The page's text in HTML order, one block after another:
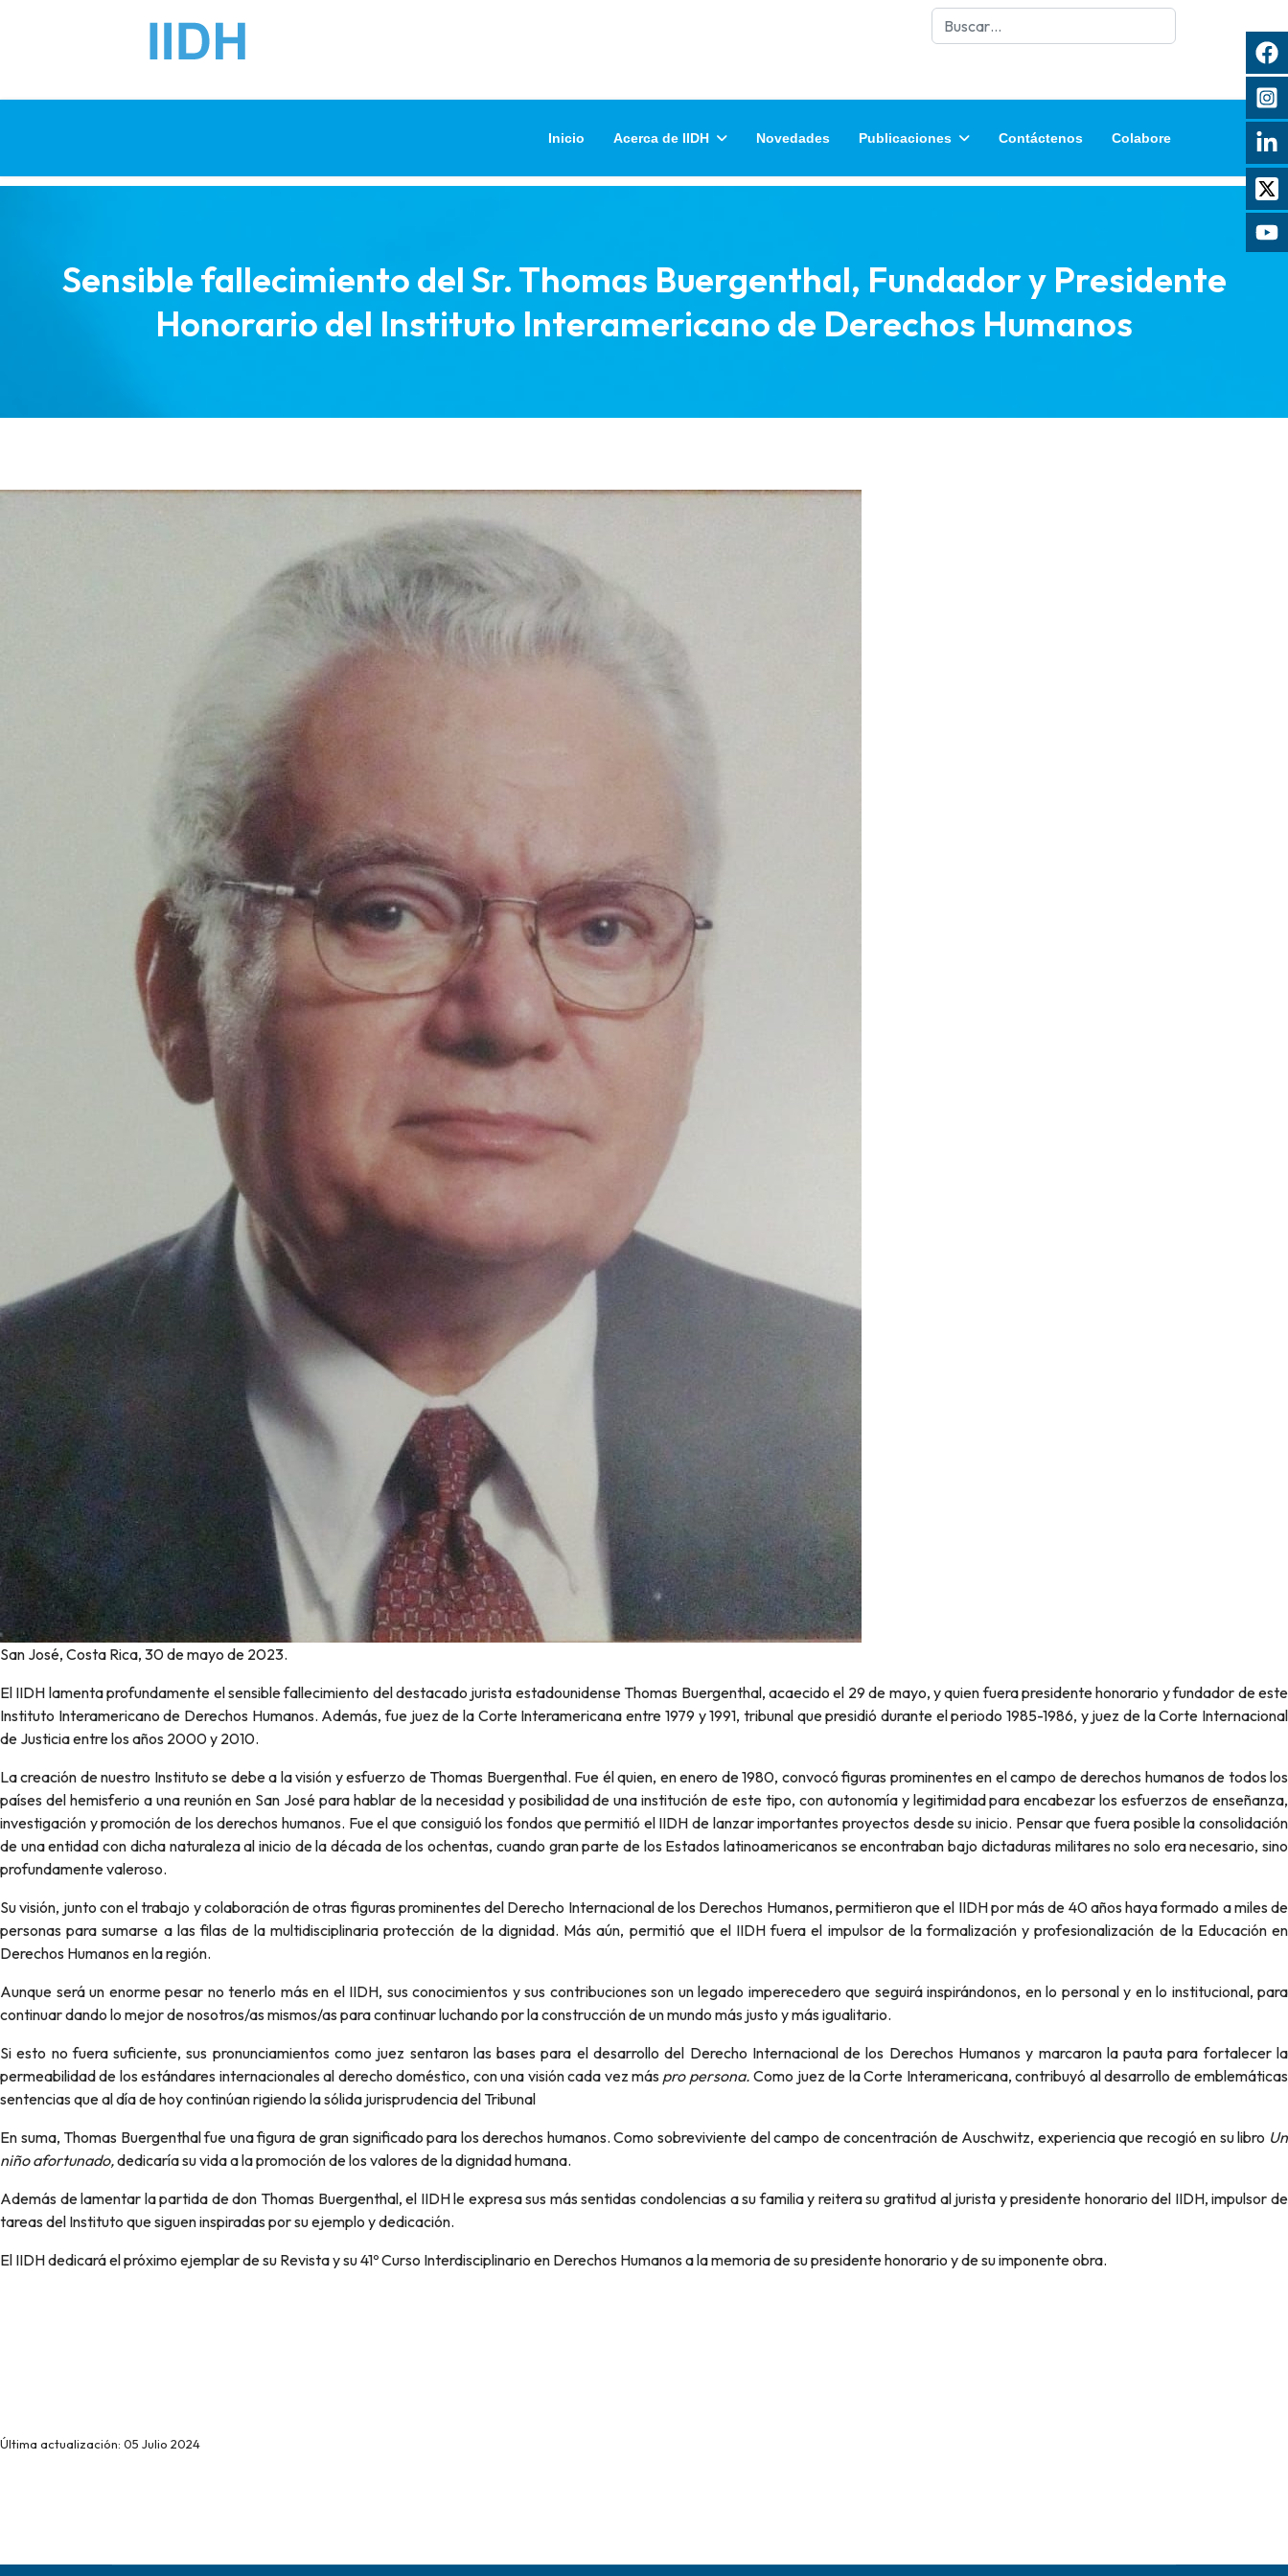
Buscar
Inicio Acerca de IIDH Novedades Publicaciones Contáctenos Colabore
Sensible fallecimiento del Sr. Thomas Buergenthal, Fundador y Presidente
Honorario del Instituto Interamericano de Derechos Humanos
San José, Costa Rica, 30 de mayo de 2023.
El IIDH lamenta profundamente el sensible fallecimiento del destacado jurista estadounidense Thomas Buergenthal, acaecido el 29 de mayo, y quien fuera presidente honorario y fundador de este
Instituto Interamericano de Derechos Humanos. Además, fue juez de la Corte Interamericana entre 1979 y 1991, tribunal que presidió durante el periodo 1985-1986, y juez de la Corte Internacional
de Justicia entre los años 2000 y 2010.
La creación de nuestro Instituto se debe a la visión y esfuerzo de Thomas Buergenthal. Fue él quien, en enero de 1980, convocó figuras prominentes en el campo de derechos humanos de todos los
países del hemisferio a una reunión en San José para hablar de la necesidad y posibilidad de una institución de este tipo, con autonomía y legitimidad para encabezar los esfuerzos de enseñanza,
investigación y promoción de los derechos humanos. Fue el que consiguió los fondos que permitió el IIDH de lanzar importantes proyectos desde su inicio. Pensar que fuera posible la consolidación
de una entidad con dicha naturaleza al inicio de la década de los ochentas, cuando gran parte de los Estados latinoamericanos se encontraban bajo dictaduras militares no solo era necesario, sino
profundamente valeroso.
Su visión, junto con el trabajo y colaboración de otras figuras prominentes del Derecho Internacional de los Derechos Humanos, permitieron que el IIDH por más de 40 años haya formado a miles de
personas para sumarse a las filas de la multidisciplinaria protección de la dignidad. Más aún, permitió que el IIDH fuera el impulsor de la formalización y profesionalización de la Educación en
Derechos Humanos en la región.
Aunque será un enorme pesar no tenerlo más en el IIDH, sus conocimientos y sus contribuciones son un legado imperecedero que seguirá inspirándonos, en lo personal y en lo institucional, para
continuar dando lo mejor de nosotros/as mismos/as para continuar luchando por la construcción de un mundo más justo y más igualitario.
Si esto no fuera suficiente, sus pronunciamientos como juez sentaron las bases para el desarrollo del Derecho Internacional de los Derechos Humanos y marcaron la pauta para fortalecer la
permeabilidad de los estándares internacionales al derecho doméstico, con una visión cada vez más pro persona.Como juez de la Corte Interamericana, contribuyó al desarrollo de emblemáticas
sentencias que al día de hoy continúan rigiendo la sólida jurisprudencia del Tribunal
En suma, Thomas Buergenthal fue una figura de gran significado para los derechos humanos. Como sobreviviente del campo de concentración de Auschwitz, experiencia que recogió en su libro Un
niño afortunado,dedicaría su vida a la promoción de los valores de la dignidad humana.
Además de lamentar la partida de don Thomas Buergenthal, el IIDH le expresa sus más sentidas condolencias a su familia y reitera su gratitud al jurista y presidente honorario del IIDH, impulsor de
tareas del Instituto que siguen inspiradas por su ejemplo y dedicación.
El IIDH dedicará el próximo ejemplar de su Revista y su 41º Curso Interdisciplinario en Derechos Humanos a la memoria de su presidente honorario y de su imponente obra.
Última actualización: 05 Julio 2024